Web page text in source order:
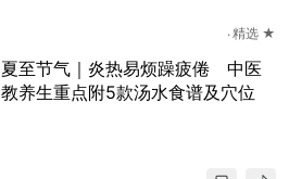
精选 ★
夏至节气｜炎热易烦躁疲倦 中医
教养生重点附5款汤水食谱及穴位